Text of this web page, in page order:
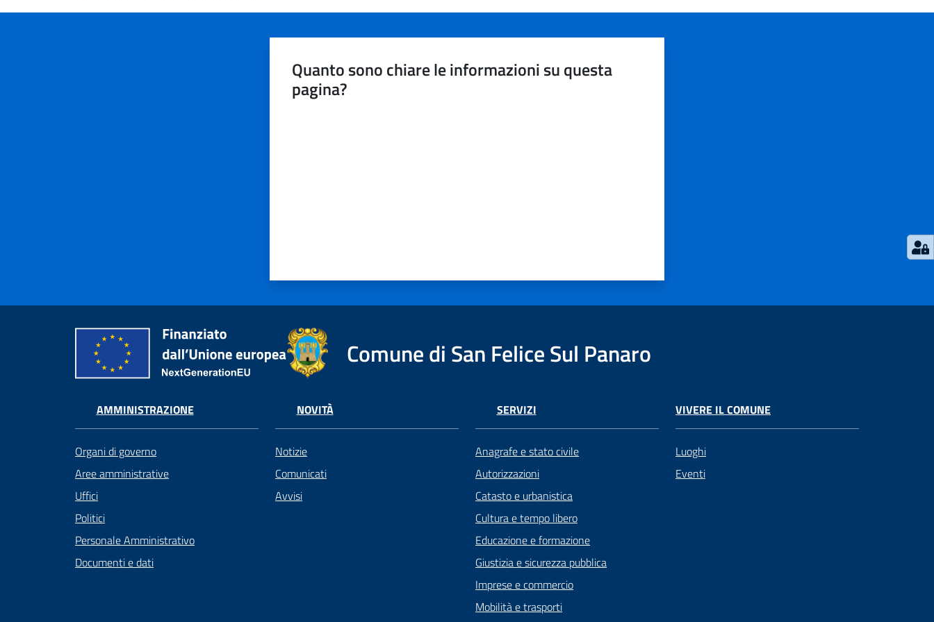
Quanto sono chiare le informazioni su questa
pagina?
Comune di San Felice Sul Panaro
AMMINISTRAZIONE
Organi di governo
Aree amministrative
Uffici
Politici
Personale Amministrativo
Documenti e dati
NOVITÀ
Notizie
Comunicati
Avvisi
SERVIZI
Anagrafe e stato civile
Autorizzazioni
Catasto e urbanistica
Cultura e tempo libero
Educazione e formazione
Giustizia e sicurezza pubblica
Imprese e commercio
Mobilità e trasporti
VIVERE IL COMUNE
Luoghi
Eventi